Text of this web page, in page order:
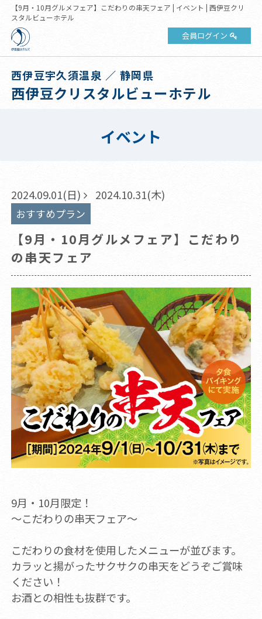
【9月・10月グルメフェア】こだわりの串天フェア | イベント | 西伊豆クリ
スタルビューホテル
会員ログイン
西伊豆宇久須温泉 ／ 静岡県
西伊豆クリスタルビューホテル
イベント
2024.09.01(日) 2024.10.31(木)
おすすめプラン
【9月・10月グルメフェア】こだわり
の串天フェア
9月・10月限定！
～こだわりの串天フェア～
​こだわりの食材を使用したメニューが並びます。
カラッと揚がったサクサクの串天をどうぞご賞味
ください！
お酒との相性も抜群です。